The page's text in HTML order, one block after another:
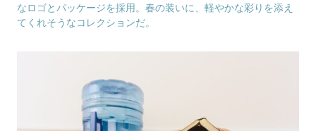
なロゴとパッケージを採用。春の装いに、軽やかな彩りを添え
てくれそうなコレクションだ。